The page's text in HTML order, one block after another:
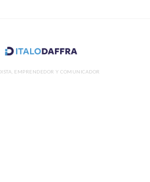
EMPRENDEDOR Y COMUNICADOR